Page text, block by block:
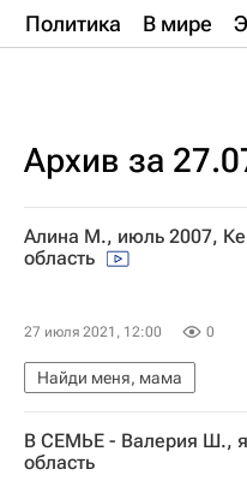
Политика В мире
Архив за
Алина М., июль 2007,
область
27 июля 2021, 12:00 0
Найди меня, мама
В СЕМЬЕ - Валерия Ш.,
область